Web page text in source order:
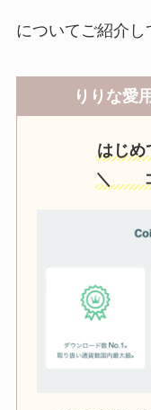
についてご紹介し
りりな愛
はじめ
＼ コ